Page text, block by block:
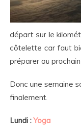
départ sur le
côtelette car faut
préparer au
Donc une semaine
finalement.
Lundi :Yoga